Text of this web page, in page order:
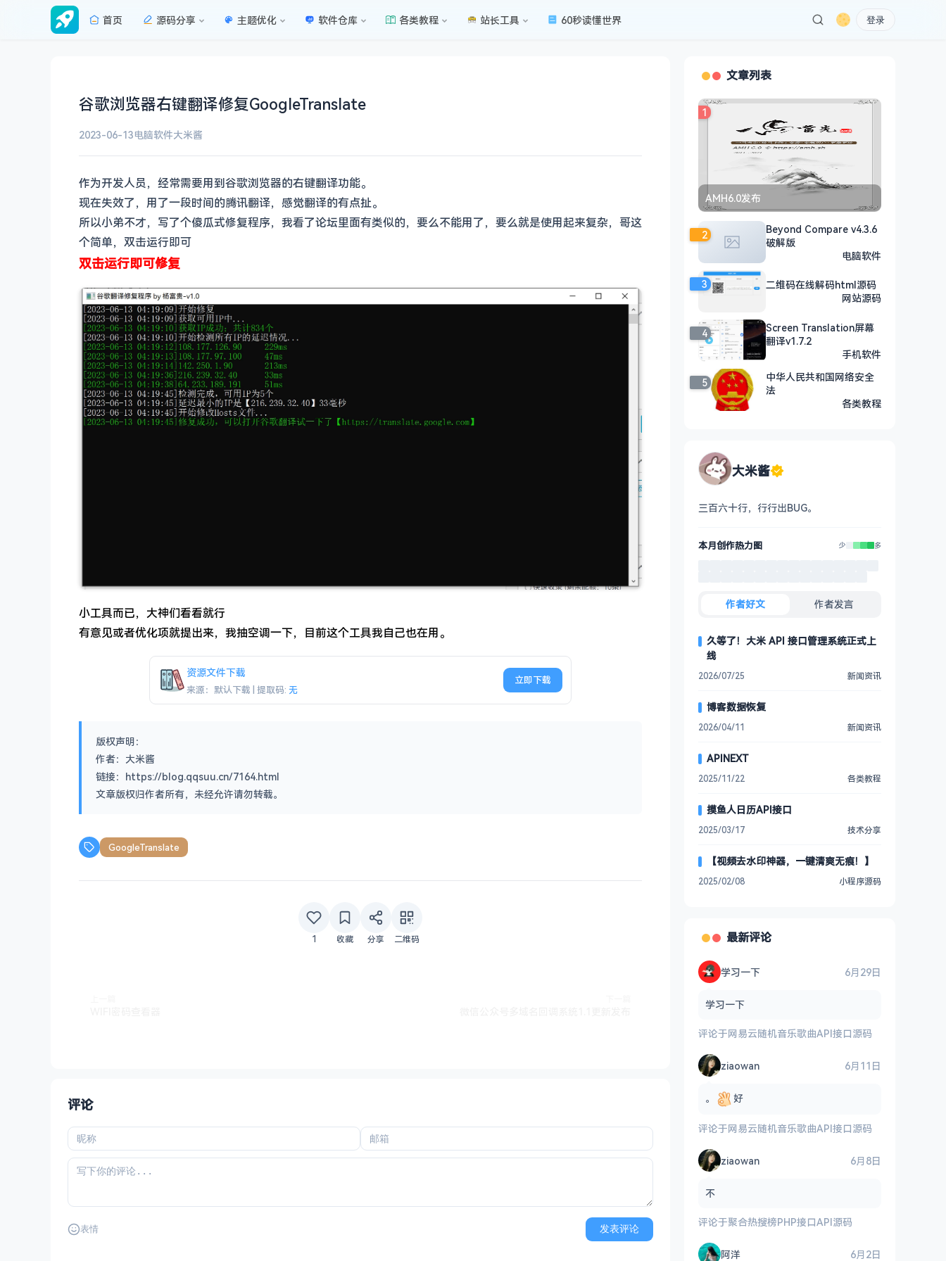
首页 源码分享 主题优化 软件仓库 各类教程 站长工具 60秒读懂世界 登录
谷歌浏览器右键翻译修复GoogleTranslate
2023-06-13电脑软件大米酱
作为开发人员，经常需要用到谷歌浏览器的右键翻译功能。
现在失效了，用了一段时间的腾讯翻译，感觉翻译的有点扯。
所以小弟不才，写了个傻瓜式修复程序，我看了论坛里面有类似的，要么不能用了，要么就是使用起来复杂，哥这
个简单，双击运行即可
双击运行即可修复
小工具而已，大神们看看就行
有意见或者优化项就提出来，我抽空调一下，目前这个工具我自己也在用。
资源文件下载
来源：默认下载 | 提取码: 无
立即下载
版权声明：
作者：大米酱
链接：https://blog.qqsuu.cn/7164.html
文章版权归作者所有，未经允许请勿转载。
GoogleTranslate
1 收藏 分享 二维码
评论
表情 发表评论
文章列表
1
AMH6.0发布
2
Beyond Compare v4.3.6
破解版
电脑软件
3
二维码在线解码html源码
网站源码
4
Screen Translation屏幕
翻译v1.7.2
手机软件
5
中华人民共和国网络安全
法
各类教程
大米酱
三百六十行，行行出BUG。
本月创作热力图 少 多
作者好文 作者发言
久等了！大米 API 接口管理系统正式上
线
2026/07/25 新闻资讯
博客数据恢复
2026/04/11 新闻资讯
APINEXT
2025/11/22 各类教程
摸鱼人日历API接口
2025/03/17 技术分享
【视频去水印神器，一键清爽无痕！】
2025/02/08 小程序源码
最新评论
学习一下 6月29日
学习一下
评论于网易云随机音乐歌曲API接口源码
ziaowan 6月11日
。 好
评论于网易云随机音乐歌曲API接口源码
ziaowan 6月8日
不
评论于聚合热搜榜PHP接口API源码
阿洋 6月2日